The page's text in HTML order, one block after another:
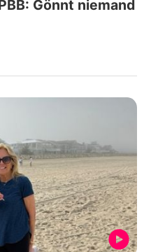
Gönnt niemand